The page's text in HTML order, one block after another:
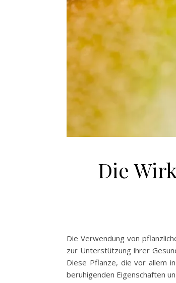
Die
Die Verwendung von
zur Unterstützung ihrer
Diese Pflanze, die vor allem
beruhigenden Eigenschaften